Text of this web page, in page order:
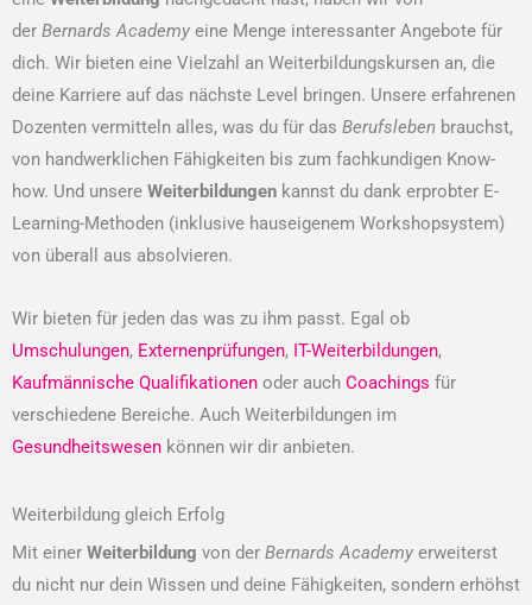
der Bernards Academy eine Menge interessanter Angebote für
dich. Wir bieten eine Vielzahl an Weiterbildungskursen an, die
deine Karriere auf das nächste Level bringen. Unsere erfahrenen
Dozenten vermitteln alles, was du für das Berufsleben brauchst,
von handwerklichen Fähigkeiten bis zum fachkundigen Know-
how. Und unsere Weiterbildungen kannst du dank erprobter E-
Learning-Methoden (inklusive hauseigenem Workshopsystem)
von überall aus absolvieren.
Wir bieten für jeden das was zu ihm passt. Egal ob
Umschulungen, Externenprüfungen, IT-Weiterbildungen,
Kaufmännische Qualifikationen oder auch Coachings für
verschiedene Bereiche. Auch Weiterbildungen im
Gesundheitswesen können wir dir anbieten.
Weiterbildung gleich Erfolg
Mit einer Weiterbildung von der Bernards Academy erweiterst
du nicht nur dein Wissen und deine Fähigkeiten, sondern erhöhst